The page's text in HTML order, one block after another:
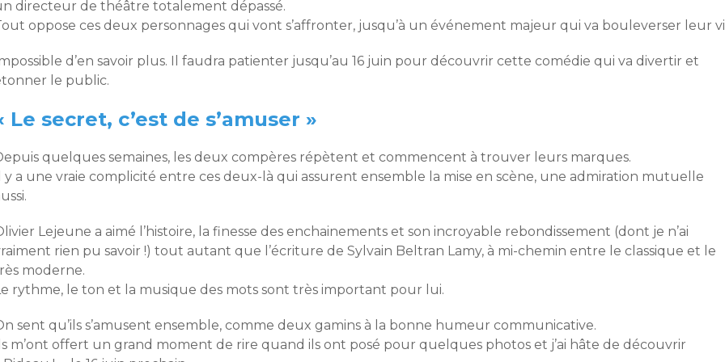
directeur de théâtre totalement dépassé.
oppose ces deux personnages qui vont s’affronter, jusqu’à un événement majeur qui va bouleverser leur
d’en savoir plus. Il faudra patienter jusqu’au 16 juin pour découvrir cette comédie qui va divertir et
le public.
Le secret, c’est de s’amuser »
quelques semaines, les deux compères répètent et commencent à trouver leurs marques.
Il y a une vraie complicité entre ces deux-là qui assurent ensemble la mise en scène, une admiration mutuelle
Lejeune a aimé l’histoire, la finesse des enchainements et son incroyable rebondissement (dont je n’ai
rien pu savoir !) tout autant que l’écriture de Sylvain Beltran Lamy, à mi-chemin entre le classique et le
moderne.
rythme, le ton et la musique des mots sont très important pour lui.
sent qu’ils s’amusent ensemble, comme deux gamins à la bonne humeur communicative.
Ils m’ont offert un grand moment de rire quand ils ont posé pour quelques photos et j’ai hâte de découvrir